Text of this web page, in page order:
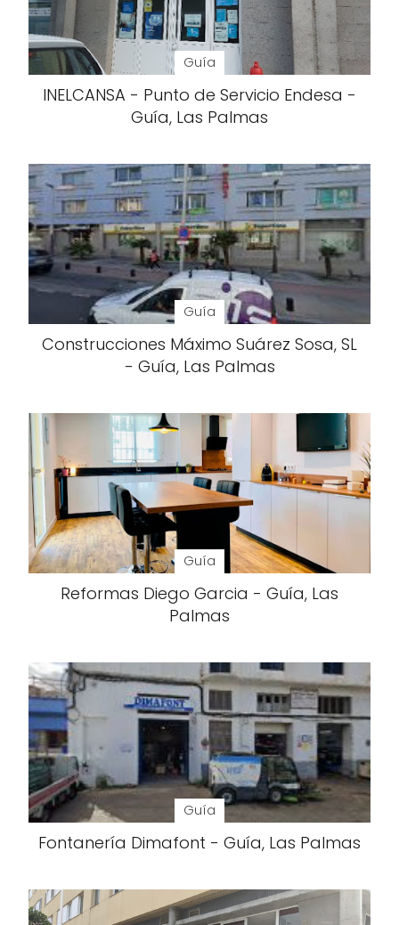
Guía
INELCANSA - Punto de Servicio Endesa -
Guía, Las Palmas
Guía
Construcciones Máximo Suárez Sosa, SL
- Guía, Las Palmas
Guía
Reformas Diego Garcia - Guía, Las
Palmas
Guía
Fontanería Dimafont - Guía, Las Palmas